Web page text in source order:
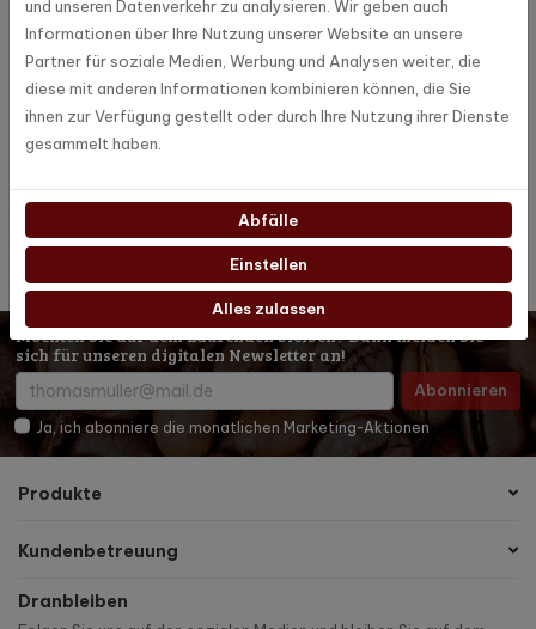
Spezifikationen
Artikel Nummer TQBMalaga
Marke
Anzahl Teebeutel 12
Möchten Sie auf dem Laufenden bleiben? Dann melden Sie
sich für unseren digitalen Newsletter an!
Abonnieren
Ja, ich abonniere die monatlichen Marketing-Aktionen
Produkte
Kundenbetreuung
Dranbleiben
und unseren Datenverkehr zu analysieren. Wir geben auch
Informationen über Ihre Nutzung unserer Website an unsere
Partner für soziale Medien, Werbung und Analysen weiter, die
diese mit anderen Informationen kombinieren können, die Sie
ihnen zur Verfügung gestellt oder durch Ihre Nutzung ihrer Dienste
gesammelt haben.
Abfälle
Einstellen
Alles zulassen